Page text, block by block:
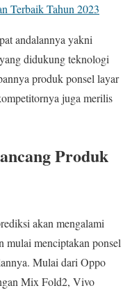
Terbaik Tahun 2023
andalannya yakni
didukung teknologi
produk ponsel layar
juga merilis
Produk
akan mengalami
mulai menciptakan ponsel
Mulai dari Oppo
Mix Fold2, Vivo